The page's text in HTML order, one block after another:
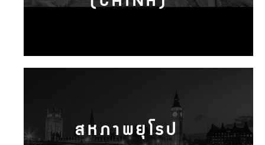
สหภาพยุโรป